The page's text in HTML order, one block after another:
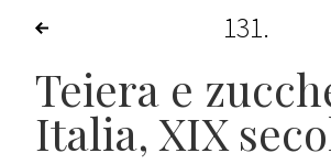
131
Teiera e
Italia, XIX